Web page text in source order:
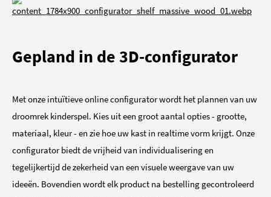
Gepland in de 3D-configurator
Met onze intuïtieve online configurator wordt het plannen van uw
droomrek kinderspel. Kies uit een groot aantal opties - grootte,
materiaal, kleur - en zie hoe uw kast in realtime vorm krijgt. Onze
configurator biedt de vrijheid van individualisering en
tegelijkertijd de zekerheid van een visuele weergave van uw
ideeën. Bovendien wordt elk product na bestelling gecontroleerd